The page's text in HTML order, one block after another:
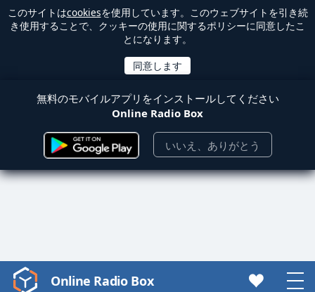
このサイトはcookiesを使用しています。このウェブサイトを引き続
き使用することで、クッキーの使用に関するポリシーに同意したこ
とになります。
無料のモバイルアプリをインストールしてください
Online Radio Box
いいえ、ありがとう
Video
Online Radio Box